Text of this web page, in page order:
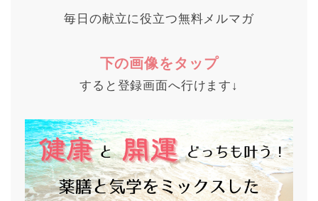
毎日の献立に役立つ無料メルマガ
下の画像をタップ
すると登録画面へ行けます↓